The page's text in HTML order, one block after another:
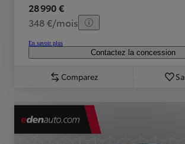
28 990 €
348 €/mois
En savoir plus
Contactez la concession
Comparez